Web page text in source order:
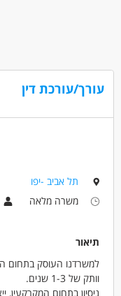
עורך/עורכת דין
תל אביב -יפו
משרה מלאה
תיאור
למשרדנו העוסק בתחום
וותק של 1-3 שנים.
ניסיון בתחום המקרקעין, ייצוג